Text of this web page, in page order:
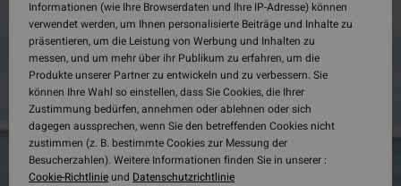
Informationen (wie Ihre Browserdaten und Ihre IP-Adresse) können
verwendet werden, um Ihnen personalisierte Beiträge und Inhalte zu
präsentieren, um die Leistung von Werbung und Inhalten zu
messen, und um mehr über ihr Publikum zu erfahren, um die
Produkte unserer Partner zu entwickeln und zu verbessern. Sie
können Ihre Wahl so einstellen, dass Sie Cookies, die Ihrer
Zustimmung bedürfen, annehmen oder ablehnen oder sich
dagegen aussprechen, wenn Sie den betreffenden Cookies nicht
zustimmen (z. B. bestimmte Cookies zur Messung der
Besucherzahlen). Weitere Informationen finden Sie in unserer :
Cookie-Richtlinieund Datenschutzrichtlinie